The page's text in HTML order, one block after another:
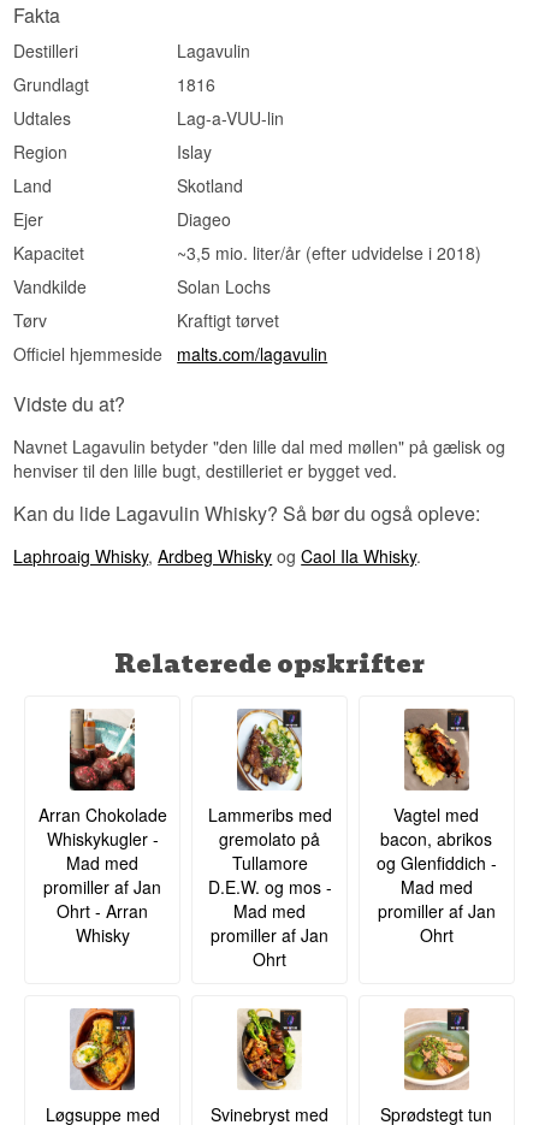
møllen", og destilleriet har brygget whisky på
Fakta
Destilleri
Lagavulin
Grundlagt
1816
Udtales
Lag-a-VUU-lin
Region
Islay
Land
Skotland
Ejer
Diageo
Kapacitet
~3,5 mio. liter/år (efter udvidelse i 2018)
Vandkilde
Solan Lochs
Tørv
Kraftigt tørvet
Officiel hjemmeside
malts.com/lagavulin
Vidste du at?
Navnet Lagavulin betyder "den lille dal med møllen" på gælisk og
henviser til den lille bugt, destilleriet er bygget ved.
Kan du lide Lagavulin Whisky? Så bør du også opleve:
Laphroaig Whisky,Ardbeg Whisky ogCaol Ila Whisky.
Relaterede opskrifter
Arran Chokolade
Whiskykugler -
Mad med
promiller af Jan
Ohrt - Arran
Whisky
Lammeribs med
gremolato på
Tullamore
D.E.W. og mos -
Mad med
promiller af Jan
Ohrt
Vagtel med
bacon, abrikos
og Glenfiddich -
Mad med
promiller af Jan
Ohrt
Løgsuppe med
Svinebryst med
Sprødstegt tun